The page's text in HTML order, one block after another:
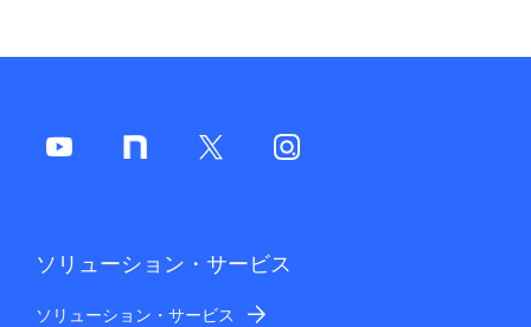
ソリューション・サービス
ソリューション・サービス